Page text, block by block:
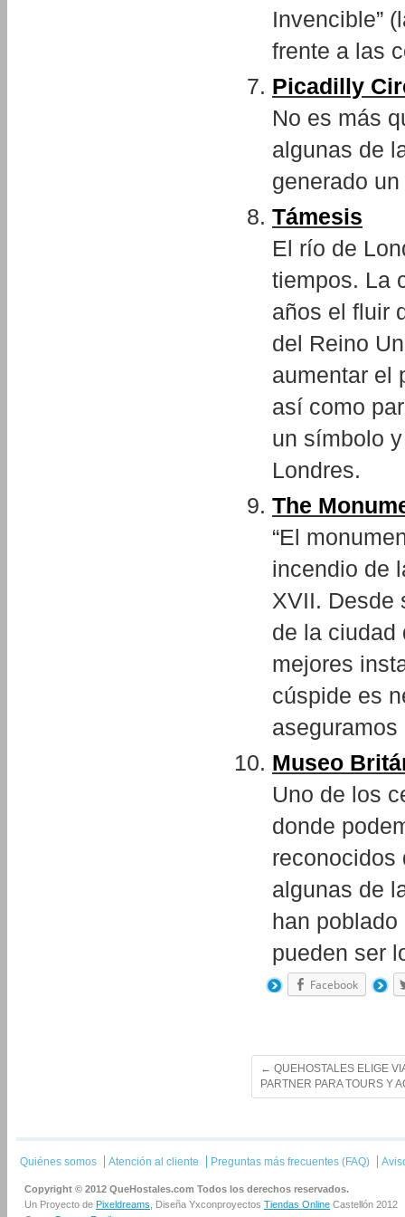
Invencible”
frente a las
Picadilly
No es más
algunas de
generado
Támesis
El río de
tiempos. La
años el fluir
del Reino
aumentar el
así como
un símbolo
Londres.
The
“El
incendio de
XVII. Desde
de la ciudad
mejores
cúspide es
Museo
Uno de los
donde
reconocidos
algunas de
han
pueden ser
Facebook
← QUEHOSTALES ELIGE
PARTNER PARA TOURS Y
Quiénes somos Atención al cliente Preguntas más frecuentes (FAQ)
Copyright © 2012 QueHostales.com Todos los derechos reservados.
Un Proyecto de Pixeldreams , Diseña Yxconproyectos Tiendas Online Castellón 2012